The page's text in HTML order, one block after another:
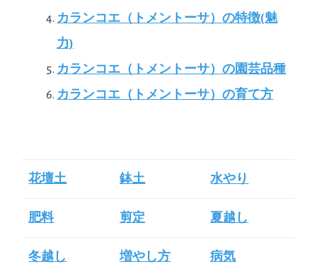
カランコエ（トメントーサ）の特徴(魅
力)
カランコエ（トメントーサ）の園芸品種
カランコエ（トメントーサ）の育て方
花壇土 鉢土 水やり
肥料 剪定 夏越し
冬越し 増やし方 病気